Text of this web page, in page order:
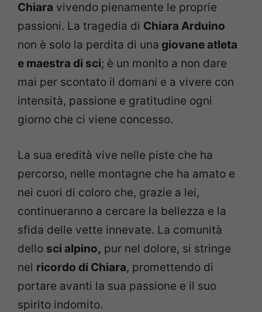
Chiara vivendo pienamente le proprie
passioni. La tragedia di Chiara Arduino
non è solo la perdita di una giovane atleta
e maestra di sci; è un monito a non dare
mai per scontato il domani e a vivere con
intensità, passione e gratitudine ogni
giorno che ci viene concesso.
La sua eredità vive nelle piste che ha
percorso, nelle montagne che ha amato e
nei cuori di coloro che, grazie a lei,
continueranno a cercare la bellezza e la
sfida delle vette innevate. La comunità
dello sci alpino, pur nel dolore, si stringe
nel ricordo di Chiara, promettendo di
portare avanti la sua passione e il suo
spirito indomito.